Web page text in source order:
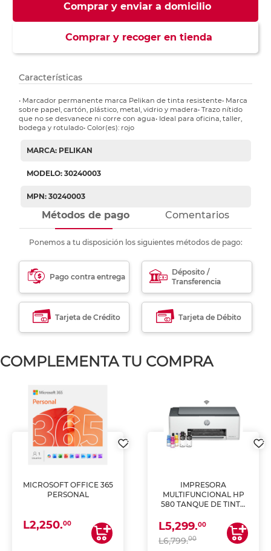
Comprar y enviar a domicilio
Comprar y recoger en tienda
Características
• Marcador permanente marca Pelikan de tinta resistente• Marca
sobre papel, cartón, plástico, metal, vidrio y madera• Trazo nítido
que no se desvanece ni corre con agua• Ideal para oficina, taller,
bodega y rotulado• Color(es): rojo
MARCA: PELIKAN
MODELO: 30240003
MPN: 30240003
Métodos de pago Comentarios
Ponemos a tu disposición los siguientes métodos de pago:
Pago contra entrega
Déposito /
Transferencia
Tarjeta de Crédito Tarjeta de Débito
COMPLEMENTA TU COMPRA
MICROSOFT OFFICE 365
PERSONAL
L2,250.00
IMPRESORA
MULTIFUNCIONAL HP
580 TANQUE DE TINTA
ESCANEA)
L5,299.00
L6,799.00